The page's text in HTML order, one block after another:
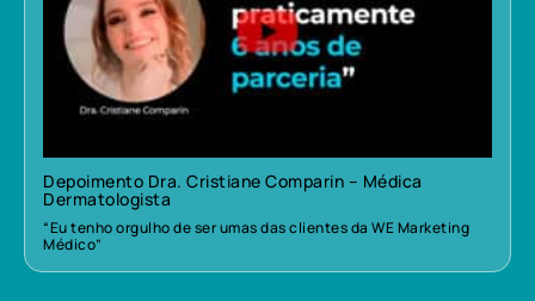
Depoimento Dra. Cristiane Comparin – Médica
Dermatologista
“Eu tenho orgulho de ser umas das clientes da WE Marketing
Médico”